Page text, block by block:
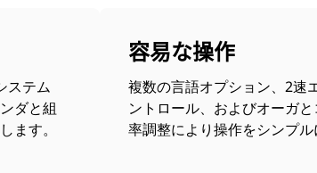
ステム
ダと組
ます。
容易な操作
複数の言語オプション、2速
ントロール、およびオーガ
率調整により操作をシンプル